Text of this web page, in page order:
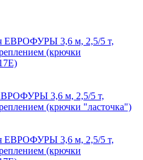
3,6 м, 2,5/5 т,
(крючки "ласточка")